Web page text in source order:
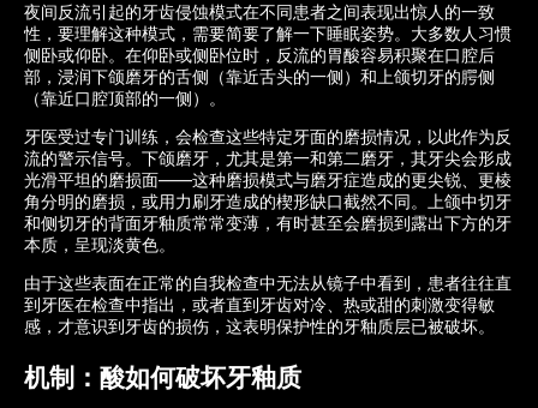
夜间反流引起的牙齿侵蚀模式在不同患者之间表现出惊人的一致
性，要理解这种模式，需要简要了解一下睡眠姿势。大多数人习惯
侧卧或仰卧。在仰卧或侧卧位时，反流的胃酸容易积聚在口腔后
部，浸润下颌磨牙的舌侧（靠近舌头的一侧）和上颌切牙的腭侧
（靠近口腔顶部的一侧）。
牙医受过专门训练，会检查这些特定牙面的磨损情况，以此作为反
流的警示信号。下颌磨牙，尤其是第一和第二磨牙，其牙尖会形成
光滑平坦的磨损面——这种磨损模式与磨牙症造成的更尖锐、更棱
角分明的磨损，或用力刷牙造成的楔形缺口截​​然不同。上颌中切牙
和侧切牙的背面牙釉质常常变薄，有时甚至会磨损到露出下方的牙
本质，呈现淡黄色。
由于这些表面在正常的自我检查中无法从镜子中看到，患者往往直
到牙医在检查中指出，或者直到牙齿对冷、热或甜的刺激变得敏
感，才意识到牙齿的损伤，这表明保护性的牙釉质层已被破坏。
机制：酸如何破坏牙釉质